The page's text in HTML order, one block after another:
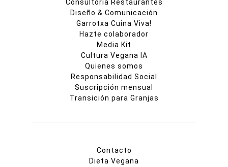
Consultoría Restaurantes
Diseño & Comunicación
Garrotxa Cuina Viva!
Hazte colaborador
Media Kit
Cultura Vegana IA
Quienes somos
Responsabilidad Social
Suscripción mensual
Transición para Granjas
Contacto
Dieta Vegana